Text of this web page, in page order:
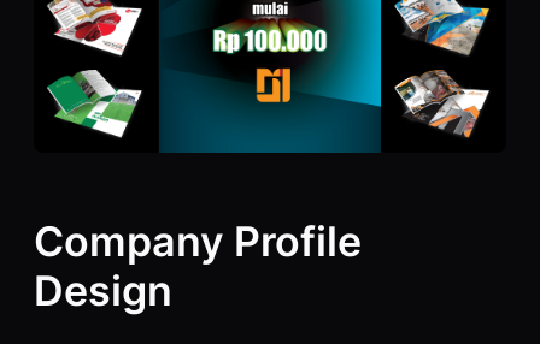
Company Profile
Design